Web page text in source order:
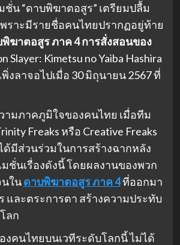
ชั่น “ดาบพิฆาตอสูร” เตรียมปลื้ม
พราะมีรายชื่อคนไทยปรากฏอยู่ท้าย
ฆาตอสูร ภาค 4 การสั่งสอนของ
Slayer: Kimetsu no Yaiba Hashira
พิ่งลาจอไปเมื่อ 30 มิถุนายน 2567 ที่
ามภาคภูมิใจของคนไทย เมื่อทีม
Freaks หรือ Creative Freaks
ด้มีส่วนร่วมในการสร้างฉากหลัง
มชั่นเรื่องดังนี้ โดยผลงานของพวก
นในดาบพิฆาตอสูร ภาค 4ที่ออกมา
และตระการตา สร้างความประทับ
ลก
งคนไทยบนเวทีระดับโลกนี้ ไม่ได้